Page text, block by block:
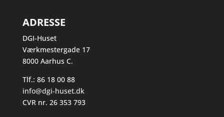
ADRESSE
DGI-Huset
Værkmestergade 17
8000 Aarhus C.
Tlf.: 86 18 00 88
info@dgi-huset.dk
CVR nr. 26 353 793